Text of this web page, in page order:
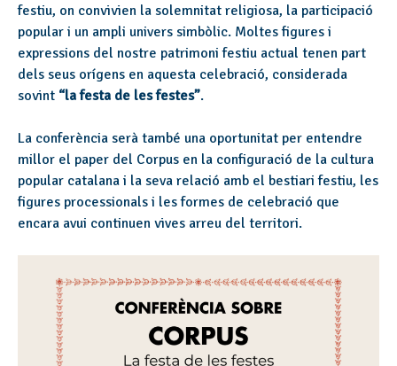
festiu, on convivien la solemnitat religiosa, la participació
popular i un ampli univers simbòlic. Moltes figures i
expressions del nostre patrimoni festiu actual tenen part
dels seus orígens en aquesta celebració, considerada
sovint “la festa de les festes”.
La conferència serà també una oportunitat per entendre
millor el paper del Corpus en la configuració de la cultura
popular catalana i la seva relació amb el bestiari festiu, les
figures processionals i les formes de celebració que
encara avui continuen vives arreu del territori.